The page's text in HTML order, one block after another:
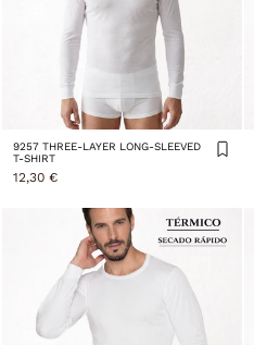
9257 THREE-LAYER LONG-SLEEVED
T-SHIRT
12,30 €